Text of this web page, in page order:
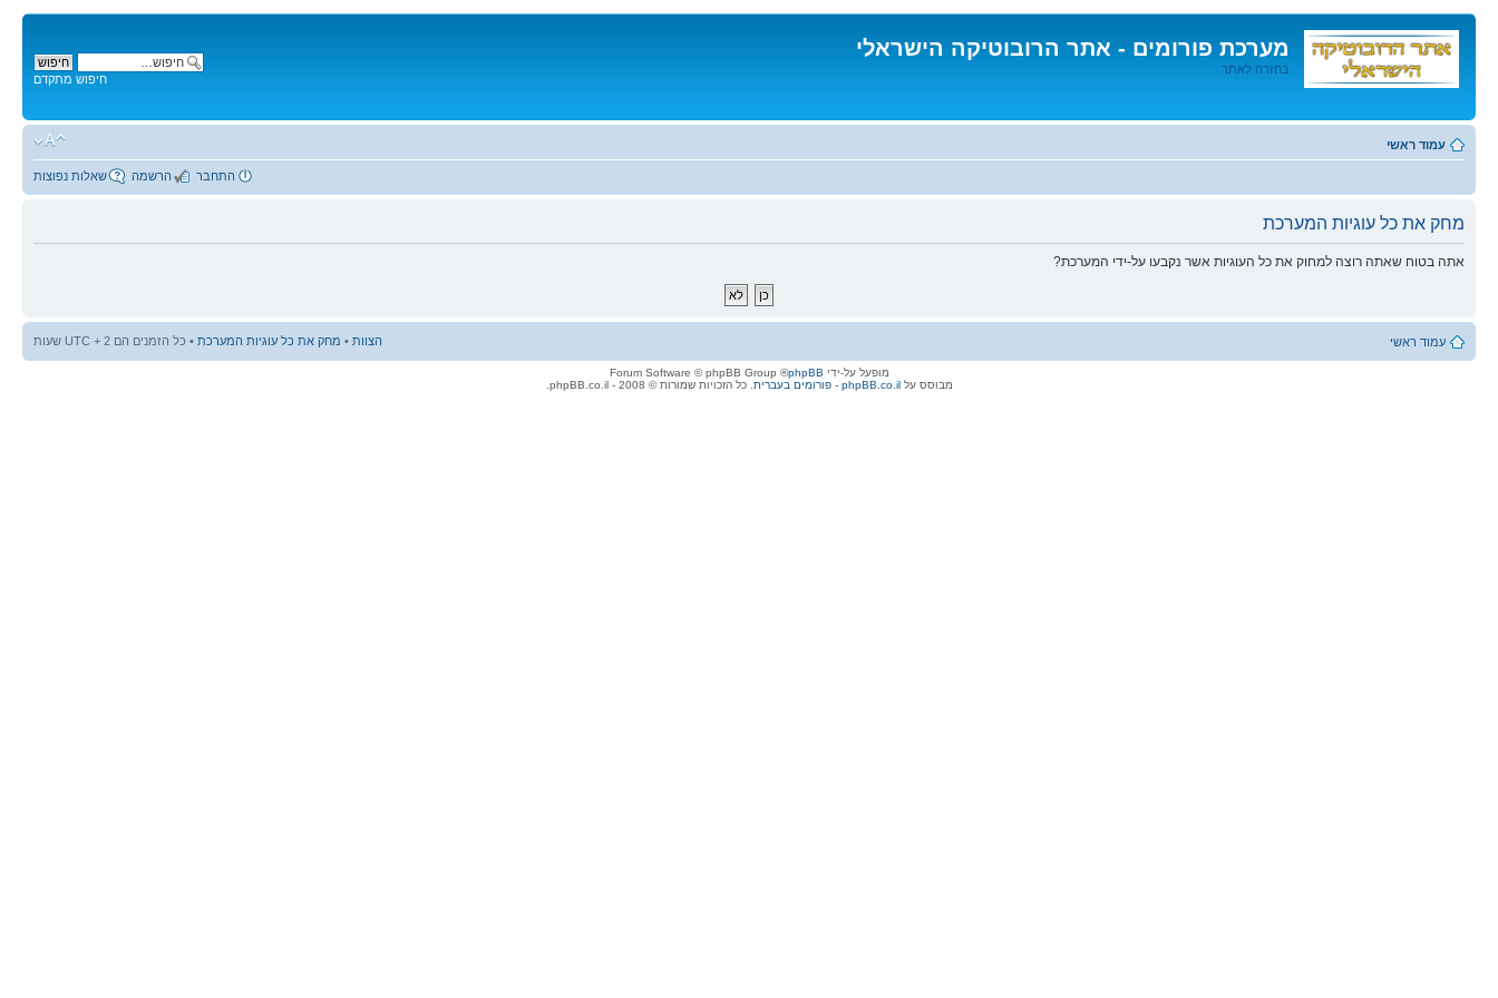
מערכת פורומים - אתר הרובוטיקה הישראלי
בחזרה לאתר
לתוכן
חיפוש מתקדם
עמוד ראשי
שאלות נפוצות הרשמה התחבר
מחק את כל עוגיות המערכת
אתה בטוח שאתה רוצה למחוק את כל העוגיות אשר נקבעו על-ידי המערכת?
עמוד ראשי הצוות • מחק את כל עוגיות המערכת • כל הזמנים הם UTC + 2 שעות
מופעל על-ידי phpBB
® Forum Software © phpBB Group
מבוסס עלphpBB.co.il - פורומים בעברית . כל הזכויות שמורות © 2008 - phpBB.co.il.